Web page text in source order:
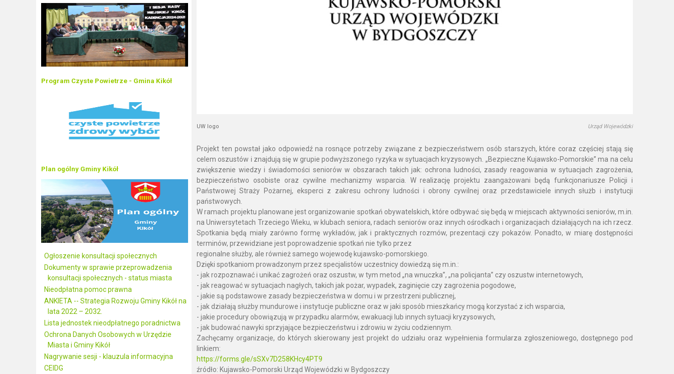
Program Czyste Powietrze - Gmina Kikół
Plan ogólny Gminy Kikół
Ogłoszenie konsultacji społecznych
Dokumenty w sprawie przeprowadzenia
konsultacji społecznych - status miasta
Nieodpłatna pomoc prawna
ANKIETA -- Strategia Rozwoju Gminy Kikół na
lata 2022 – 2032.
Lista jednostek nieodpłatnego poradnictwa
Ochrona Danych Osobowych w Urzędzie
Miasta i Gminy Kikół
Nagrywanie sesji - klauzula informacyjna
CEIDG
UW logo Urząd Wojewódzki
Projekt ten powstał jako odpowiedź na rosnące potrzeby związane z bezpieczeństwem osób starszych, które coraz częściej stają się
celem oszustów i znajdują się w grupie podwyższonego ryzyka w sytuacjach kryzysowych. „Bezpieczne Kujawsko-Pomorskie” ma na celu
zwiększenie wiedzy i świadomości seniorów w obszarach takich jak: ochrona ludności, zasady reagowania w sytuacjach zagrożenia,
bezpieczeństwo osobiste oraz cywilne mechanizmy wsparcia. W realizację projektu zaangażowani będą funkcjonariusze Policji i
Państwowej Straży Pożarnej, eksperci z zakresu ochrony ludności i obrony cywilnej oraz przedstawiciele innych służb i instytucji
państwowych.
W ramach projektu planowane jest organizowanie spotkań obywatelskich, które odbywać się będą w miejscach aktywności seniorów, m.in.
na Uniwersytetach Trzeciego Wieku, w klubach seniora, radach seniorów oraz innych ośrodkach i organizacjach działających na ich rzecz.
Spotkania będą miały zarówno formę wykładów, jak i praktycznych rozmów, prezentacji czy pokazów. Ponadto, w miarę dostępności
terminów, przewidziane jest poprowadzenie spotkań nie tylko przez
regionalne służby, ale również samego wojewodę kujawsko-pomorskiego.
Dzięki spotkaniom prowadzonym przez specjalistów uczestnicy dowiedzą się m.in.:
- jak rozpoznawać i unikać zagrożeń oraz oszustw, w tym metod „na wnuczka”, „na policjanta” czy oszustw internetowych,
- jak reagować w sytuacjach nagłych, takich jak pożar, wypadek, zaginięcie czy zagrożenia pogodowe,
- jakie są podstawowe zasady bezpieczeństwa w domu i w przestrzeni publicznej,
- jak działają służby mundurowe i instytucje publiczne oraz w jaki sposób mieszkańcy mogą korzystać z ich wsparcia,
- jakie procedury obowiązują w przypadku alarmów, ewakuacji lub innych sytuacji kryzysowych,
- jak budować nawyki sprzyjające bezpieczeństwu i zdrowiu w życiu codziennym.
Zachęcamy organizacje, do których skierowany jest projekt do udziału oraz wypełnienia formularza zgłoszeniowego, dostępnego pod
linkiem:
https://forms.gle/sSXv7D258KHcy4PT9
źródło: Kujawsko-Pomorski Urząd Wojewódzki w Bydgoszczy